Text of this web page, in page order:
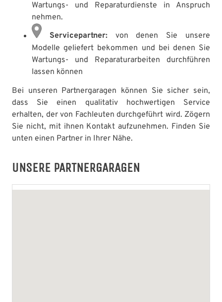
Wartungs- und Reparaturdienste in Anspruch
nehmen.
Servicepartner: von denen Sie unsere
Modelle geliefert bekommen und bei denen Sie
Wartungs- und Reparaturarbeiten durchführen
lassen können
Bei unseren Partnergaragen können Sie sicher sein,
dass Sie einen qualitativ hochwertigen Service
erhalten, der von Fachleuten durchgeführt wird. Zögern
Sie nicht, mit ihnen Kontakt aufzunehmen. Finden Sie
unten einen Partner in Ihrer Nähe.
UNSERE PARTNERGARAGEN